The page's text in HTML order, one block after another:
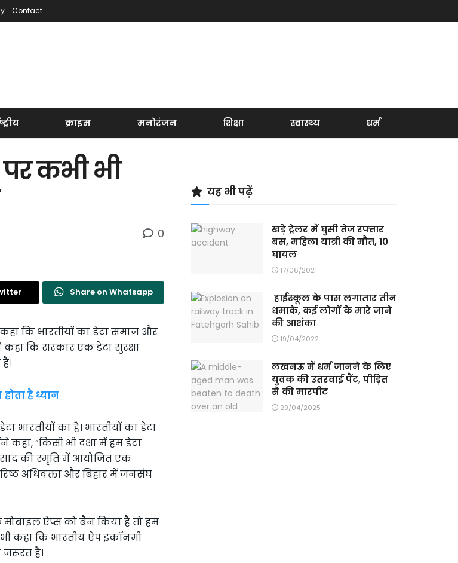
Contact
क्राइम मनोरंजन शिक्षा स्वास्थ्य धर्म
कभी भी
0
Share on Whatsapp
कि भारतीयों का डेटा समाज और
कि सरकार एक डेटा सुरक्षा
है ध्यान
भारतीयों का है। भारतीयों का डेटा
कहा, ”किसी भी दशा में हम डेटा
की स्मृति में आयोजित एक
अधिवक्ता और बिहार में जनसंघ
मोबाइल ऐप्स को बैन किया है तो हम
भी कहा कि भारतीय ऐप इकॉनमी
है।
यह भी पढ़ें
खड़े ट्रेलर में घुसी तेज रफ्तार
बस, महिला यात्री की मौत, 10
घायल
17/06/2021
हाईस्कूल के पास लगातार तीन
धमाके, कई लोगों के मारे जाने
की आशंका
19/04/2022
लखनऊ में धर्म जानने के लिए
युवक की उतरवाई पैंट, पीड़ित
से की मारपीट
29/04/2025